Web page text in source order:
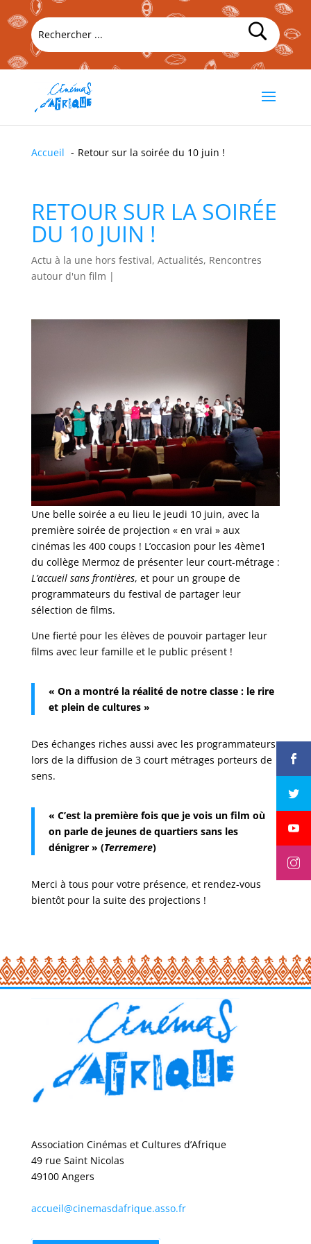
Accueil Retour sur la soirée du 10 juin !
RETOUR SUR LA SOIRÉE
DU 10 JUIN !
Actu à la une hors festival, Actualités, Rencontres
autour d'un film |
Une belle soirée a eu lieu le jeudi 10 juin, avec la
première soirée de projection « en vrai » aux
cinémas les 400 coups ! L’occasion pour les 4ème1
du collège Mermoz de présenter leur court-métrage :
L’accueil sans frontières, et pour un groupe de
programmateurs du festival de partager leur
sélection de films.
Une fierté pour les élèves de pouvoir partager leur
films avec leur famille et le public présent !
« On a montré la réalité de notre classe : le rire
et plein de cultures »
Des échanges riches aussi avec les programmateurs
lors de la diffusion de 3 court métrages porteurs de
sens.
« C’est la première fois que je vois un film où
on parle de jeunes de quartiers sans les
dénigrer » (Terremere)
Merci à tous pour votre présence, et rendez-vous
bientôt pour la suite des projections !
Association Cinémas et Cultures d’Afrique
49 rue Saint Nicolas
49100 Angers
accueil@cinemasdafrique.asso.fr